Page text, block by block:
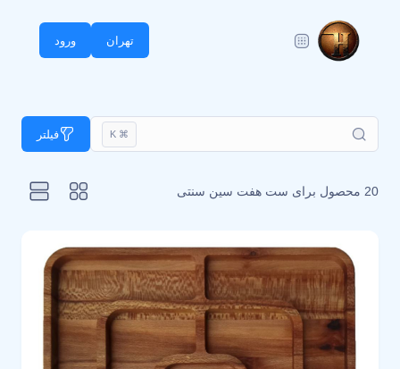
تهران ورود
⌘ K فیلتر
20 محصول برای ست هفت سین سنتی